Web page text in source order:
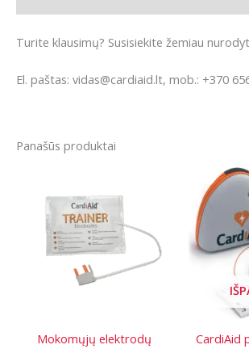
Turite klausimų? Susisiekite žemiau
El. paštas: vidas@cardiaid.lt, mob.: +370
Panašūs produktai
Mokomųjų elektrodų
CardiAid